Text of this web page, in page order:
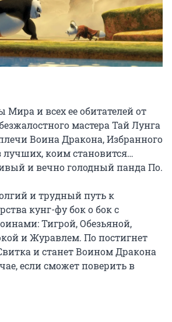
и всех ее обитателей от
мастера Тай Лунга
Воина Дракона, Избранного
коим становится…
и вечно голодный панда По.
и трудный путь к
кунг-фу бок о бок с
Тигрой, Обезьяной,
и Журавлем. По постигнет
и станет Воином Дракона
если сможет поверить в